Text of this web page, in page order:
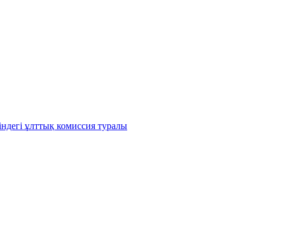
ұлттық комиссия туралы